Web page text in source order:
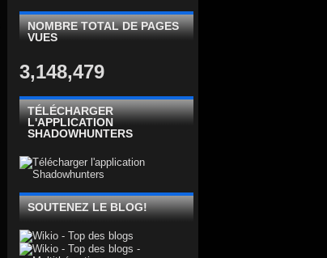
NOMBRE TOTAL DE PAGES
VUES
3,148,479
TÉLÉCHARGER
L'APPLICATION
SHADOWHUNTERS
SOUTENEZ LE BLOG!